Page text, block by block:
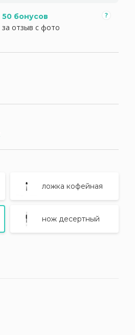
50 бонусов
за отзыв с фото
ложка кофейная
нож десертный